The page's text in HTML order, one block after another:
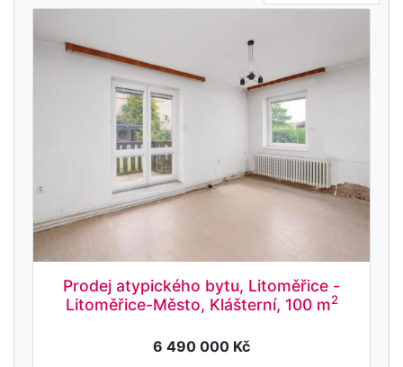
Prodej atypického bytu, Litoměřice -
Litoměřice-Město, Klášterní, 100 m2
6 490 000 Kč